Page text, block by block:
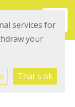
services for
your
That's ok